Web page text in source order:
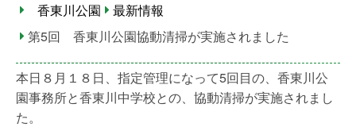
香東川公園
最新情報
第5回 香東川公園協動清掃が実施されました
本日８月１８日、指定管理になって5回目の、香東川公
園事務所と香東川中学校との、協動清掃が実施されまし
た。